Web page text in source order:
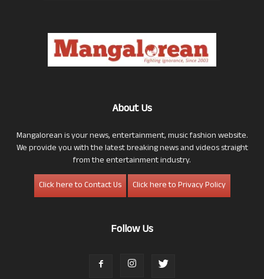
About Us
Mangalorean is your news, entertainment, music fashion website.
We provide you with the latest breaking news and videos straight
from the entertainment industry.
Click here to Contact Us
Click here to Privacy Policy
Follow Us